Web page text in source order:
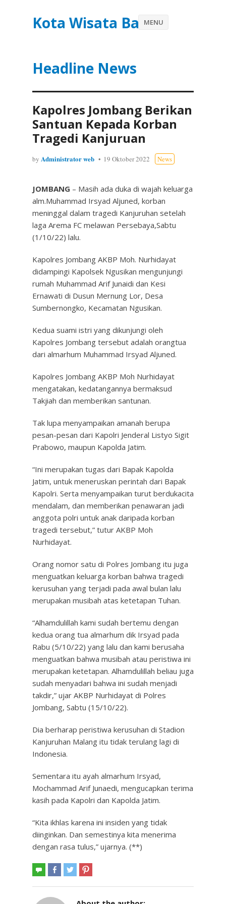
Kota Wisata Batu
Headline News
MENU
Kapolres Jombang Berikan
Santuan Kepada Korban
Tragedi Kanjuruan
by Administrator web 19 Oktober 2022 News
JOMBANG – Masih ada duka di wajah keluarga
alm.Muhammad Irsyad Aljuned, korban
meninggal dalam tragedi Kanjuruhan setelah
laga Arema FC melawan Persebaya,Sabtu
(1/10/22) lalu.
Kapolres Jombang AKBP Moh. Nurhidayat
didampingi Kapolsek Ngusikan mengunjungi
rumah Muhammad Arif Junaidi dan Kesi
Ernawati di Dusun Mernung Lor, Desa
Sumbernongko, Kecamatan Ngusikan.
Kedua suami istri yang dikunjungi oleh
Kapolres Jombang tersebut adalah orangtua
dari almarhum Muhammad Irsyad Aljuned.
Kapolres Jombang AKBP Moh Nurhidayat
mengatakan, kedatangannya bermaksud
Takjiah dan memberikan santunan.
Tak lupa menyampaikan amanah berupa
pesan-pesan dari Kapolri Jenderal Listyo Sigit
Prabowo, maupun Kapolda Jatim.
“Ini merupakan tugas dari Bapak Kapolda
Jatim, untuk meneruskan perintah dari Bapak
Kapolri. Serta menyampaikan turut berdukacita
mendalam, dan memberikan penawaran jadi
anggota polri untuk anak daripada korban
tragedi tersebut,” tutur AKBP Moh
Nurhidayat.
Orang nomor satu di Polres Jombang itu juga
menguatkan keluarga korban bahwa tragedi
kerusuhan yang terjadi pada awal bulan lalu
merupakan musibah atas ketetapan Tuhan.
“Alhamdulillah kami sudah bertemu dengan
kedua orang tua almarhum dik Irsyad pada
Rabu (5/10/22) yang lalu dan kami berusaha
menguatkan bahwa musibah atau peristiwa ini
merupakan ketetapan. Alhamdulillah beliau juga
sudah menyadari bahwa ini sudah menjadi
takdir,” ujar AKBP Nurhidayat di Polres
Jombang, Sabtu (15/10/22).
Dia berharap peristiwa kerusuhan di Stadion
Kanjuruhan Malang itu tidak terulang lagi di
Indonesia.
Sementara itu ayah almarhum Irsyad,
Mochammad Arif Junaedi, mengucapkan terima
kasih pada Kapolri dan Kapolda Jatim.
“Kita ikhlas karena ini insiden yang tidak
diinginkan. Dan semestinya kita menerima
dengan rasa tulus,” ujarnya. (**)